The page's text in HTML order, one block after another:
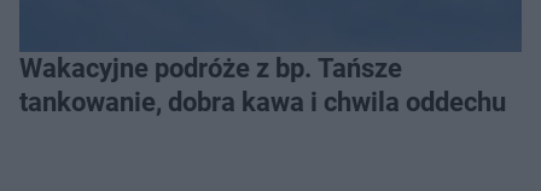
Wakacyjne podróże z bp. Tańsze
tankowanie, dobra kawa i chwila oddechu